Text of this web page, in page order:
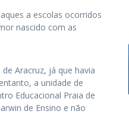
a escolas ocorridos
nascido com as
Aracruz, já que havia
a unidade de
Educacional Praia de
de Ensino e não